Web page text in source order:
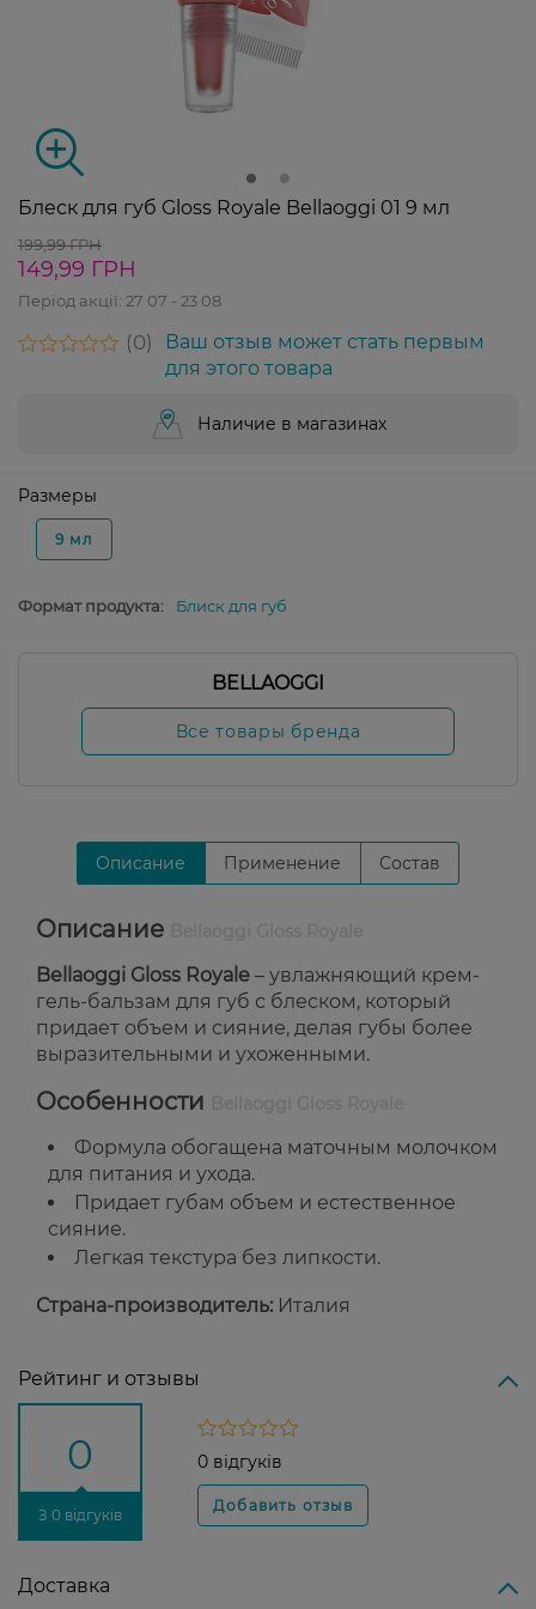
Блеск для губ Gloss Royale Bellaoggi 01 9 мл
199,99 ГРН
149,99 ГРН
Період акції: 27 07 - 23 08
0
Ваш отзыв может стать первым
для этого товара
Наличие в магазинах
Размеры
9 мл
Формат продукта: Блиск для губ
BELLAOGGI
Все товары бренда
Описание Применение Состав
Описание
Bellaoggi Gloss Royale – увлажняющий крем-
гель-бальзам для губ с блеском, который
придает объем и сияние, делая губы более
выразительными и ухоженными.
Особенности
Формула обогащена маточным молочком
для питания и ухода.
Придает губам объем и естественное
сияние.
Легкая текстура без липкости.
Страна-производитель: Италия
Рейтинг и отзывы
0
З 0 відгуків
0 відгуків
Доставка